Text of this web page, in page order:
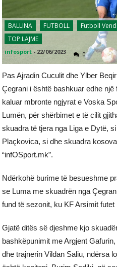
BALLINA FUTBOLL Futboll
TOP LAJME
infosport - 22/06/2023 0
Pas Ajradin Cuculit dhe Ylber
Çegrani i është bashkuar edhe një
kaluar mbronte ngjyrat e Voska
Lumën, për shërbimet e të cilit
skuadra të tjera nga Liga e Dytë,
Plaçkovica, si dhe skuadra
“infOSport.mk”.
Ndërkohë burime të besueshme
se Luma me skuadrën nga
fund të sezonit, ku KF Arsimit
Gjatë ditës së djeshme kjo
bashkëpunimit me Argjent
dhe trajnerin Vildan Saliu, ndërsa